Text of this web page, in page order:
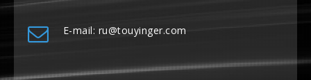
E-mail: ru@touyinger.com